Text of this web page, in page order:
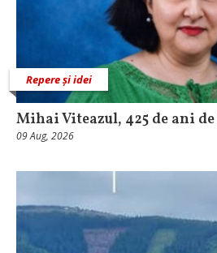
Repere și idei
Mihai Viteazul, 425 de ani
09 Aug, 2026